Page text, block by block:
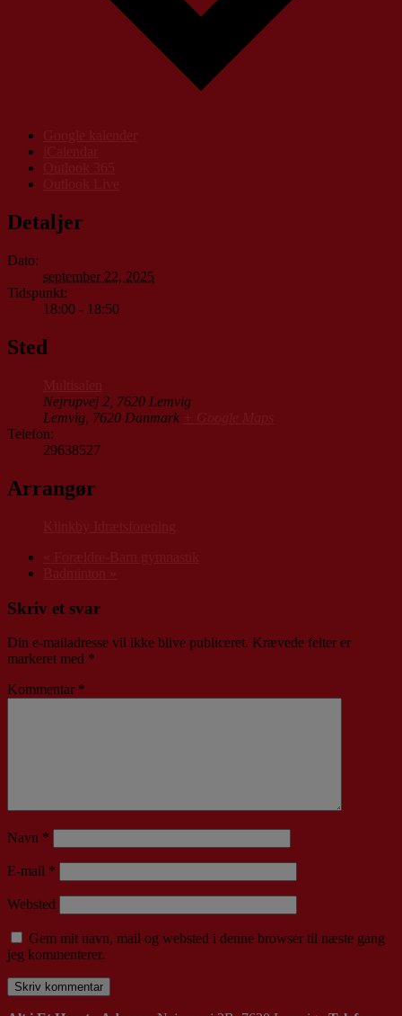
Detaljer
Dato:
september 22, 2025
Tidspunkt:
18:00 - 18:50
Sted
Nejrupvej 2, 7620 Lemvig
Lemvig 7620 Danmark
Telefon:
29638527
Arrangør
Skriv et svar
Din e-mailadresse vil ikke blive publiceret. Krævede felter er
markeret med *
Kommentar *
Navn *
E-mail *
Websted
Gem mit navn, mail og websted i denne browser til næste gang
jeg kommenterer.